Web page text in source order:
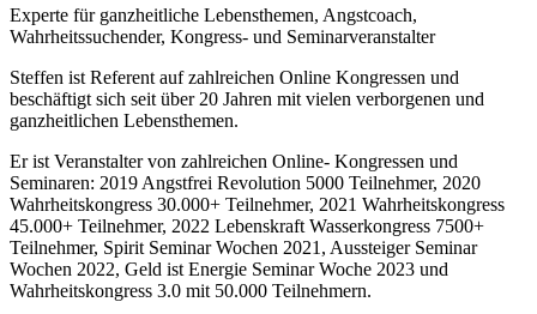
Experte für ganzheitliche Lebensthemen, Angstcoach,
Wahrheitssuchender, Kongress- und Seminarveranstalter
Steffen ist Referent auf zahlreichen Online Kongressen und
beschäftigt sich seit über 20 Jahren mit vielen verborgenen und
ganzheitlichen Lebensthemen.
Er ist Veranstalter von zahlreichen Online- Kongressen und
Seminaren: 2019 Angstfrei Revolution 5000 Teilnehmer, 2020
Wahrheitskongress 30.000+ Teilnehmer, 2021 Wahrheitskongress
45.000+ Teilnehmer, 2022 Lebenskraft Wasserkongress 7500+
Teilnehmer, Spirit Seminar Wochen 2021, Aussteiger Seminar
Wochen 2022, Geld ist Energie Seminar Woche 2023 und
Wahrheitskongress 3.0 mit 50.000 Teilnehmern.